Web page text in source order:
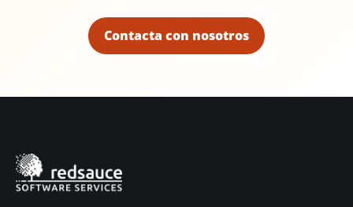
Contacta con nosotros